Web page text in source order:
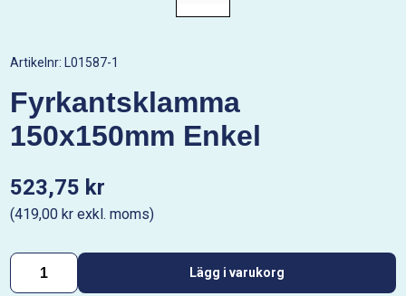
Artikelnr: L01587-1
Fyrkantsklamma
150x150mm Enkel
523,75 kr
(419,00 kr exkl. moms)
Lägg i varukorg